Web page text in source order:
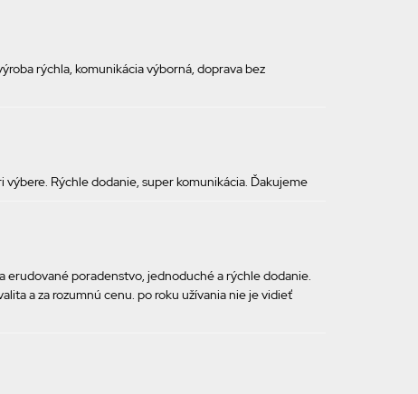
rýchla, komunikácia výborná, doprava bez
Rýchle dodanie, super komunikácia. Ďakujeme
erudované poradenstvo, jednoduché a rýchle dodanie.
a za rozumnú cenu. po roku užívania nie je vidieť